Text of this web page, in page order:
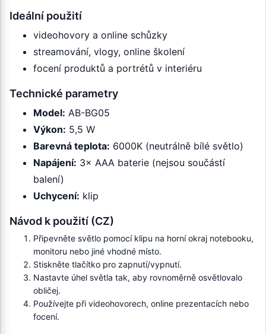
Ideální použití
videohovory a online schůzky
streamování, vlogy, online školení
focení produktů a portrétů v interiéru
Technické parametry
Model: AB-BG05
Výkon: 5,5 W
Barevná teplota: 6000K (neutrálně bílé světlo)
Napájení: 3× AAA baterie (nejsou součástí
balení)
Uchycení: klip
Návod k použití (CZ)
Připevněte světlo pomocí klipu na horní okraj notebooku,
monitoru nebo jiné vhodné místo.
Stiskněte tlačítko pro zapnutí/vypnutí.
Nastavte úhel světla tak, aby rovnoměrně osvětlovalo
obličej.
Používejte při videohovorech, online prezentacích nebo
focení.